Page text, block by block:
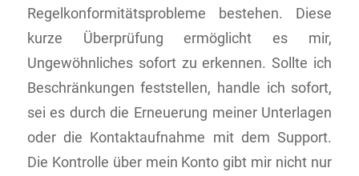
Regelkonformitätsprobleme bestehen. Diese
kurze Überprüfung ermöglicht es mir,
Ungewöhnliches sofort zu erkennen. Sollte ich
Beschränkungen feststellen, handle ich sofort,
sei es durch die Erneuerung meiner Unterlagen
oder die Kontaktaufnahme mit dem Support.
Die Kontrolle über mein Konto gibt mir nicht nur